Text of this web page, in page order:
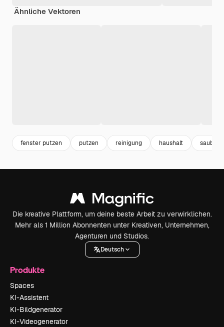
Ähnliche Vektoren
fenster putzen putzen reinigung haushalt sauber
Die kreative Plattform, um deine beste Arbeit zu verwirklichen.
Mehr als 1 Million Abonnenten unter Kreativen, Unternehmen,
Agenturen und Studios.
Deutsch
Produkte
Spaces
KI-Assistent
KI-Bildgenerator
KI-Videogenerator